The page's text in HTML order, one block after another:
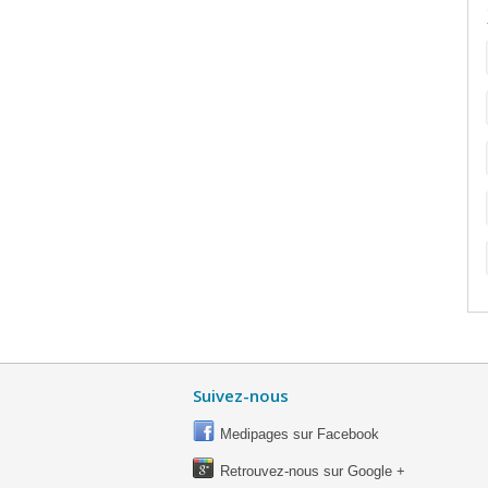
Suivez-nous
Medipages sur Facebook
Retrouvez-nous sur Google +